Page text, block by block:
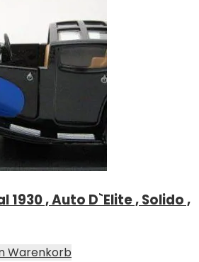
1930 , Auto D`Elite , Solido ,
Warenkorb